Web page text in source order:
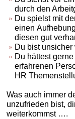
durch den
Du spielst mit
einen
diesen gut
Du bist
Du hättest
erfahrenen
HR
Was auch immer
unzufrieden bist,
weiterkommst ….